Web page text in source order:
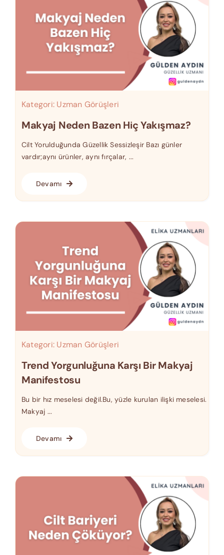
Kategori: Uzman Görüşleri
Makyaj Neden Bazen Hiç Yakışmaz?
Cilt Yorulduğunda Güzellik Sessizleşir Bazı günler
vardır;aynı ürünler, aynı fırçalar, ...
Devamı
Kategori: Uzman Görüşleri
Trend Yorgunluğuna Karşı Bir Makyaj
Manifestosu
Bu bir hız meselesi değil.Bu, yüzle kurulan ilişki meselesi.
Makyaj ...
Devamı